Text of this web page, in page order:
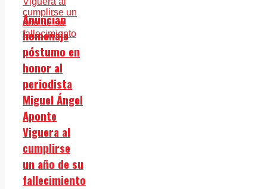
Anuncian
homenaje
póstumo en
honor al
periodista
Miguel Ángel
Aponte
Viguera al
cumplirse
un año de su
fallecimiento